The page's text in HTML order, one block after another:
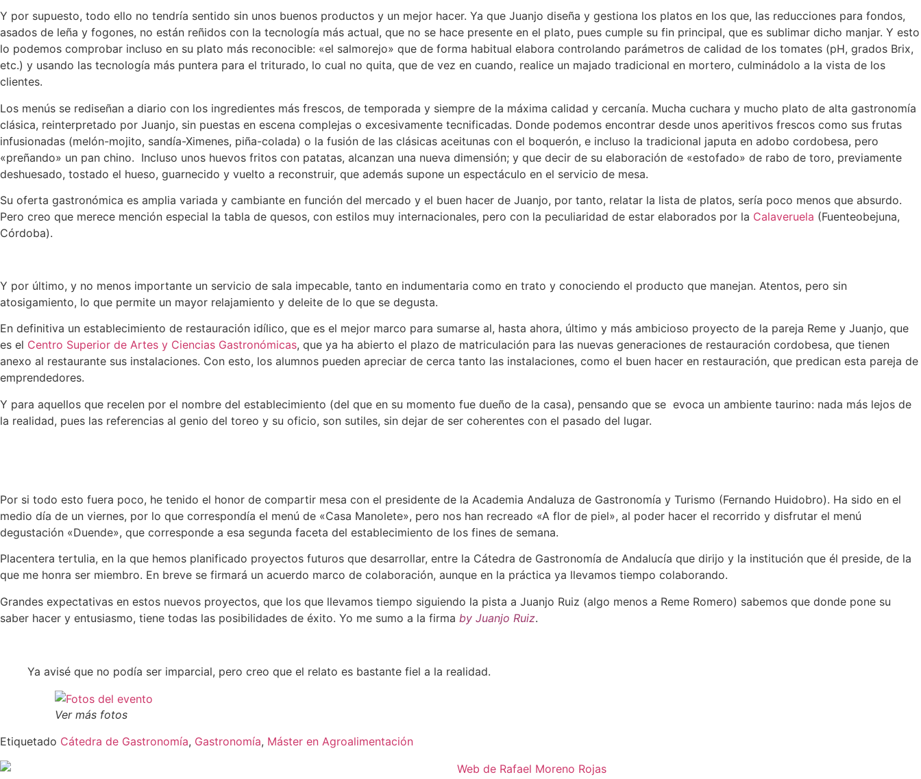
Y por supuesto, todo ello no tendría sentido sin unos buenos productos y un mejor hacer. Ya que Juanjo diseña y gestiona los platos en los que, las reducciones para fondos,
asados de leña y fogones, no están reñidos con la tecnología más actual, que no se hace presente en el plato, pues cumple su fin principal, que es sublimar dicho manjar. Y esto
lo podemos comprobar incluso en su plato más reconocible: «el salmorejo» que de forma habitual elabora controlando parámetros de calidad de los tomates (pH, grados Brix,
etc.) y usando las tecnología más puntera para el triturado, lo cual no quita, que de vez en cuando, realice un majado tradicional en mortero, culminádolo a la vista de los
clientes.
Los menús se rediseñan a diario con los ingredientes más frescos, de temporada y siempre de la máxima calidad y cercanía. Mucha cuchara y mucho plato de alta gastronomía
clásica, reinterpretado por Juanjo, sin puestas en escena complejas o excesivamente tecnificadas. Donde podemos encontrar desde unos aperitivos frescos como sus frutas
infusionadas (melón-mojito, sandía-Ximenes, piña-colada) o la fusión de las clásicas aceitunas con el boquerón, e incluso la tradicional japuta en adobo cordobesa, pero
«preñando» un pan chino. Incluso unos huevos fritos con patatas, alcanzan una nueva dimensión; y que decir de su elaboración de «estofado» de rabo de toro, previamente
deshuesado, tostado el hueso, guarnecido y vuelto a reconstruir, que además supone un espectáculo en el servicio de mesa.
Su oferta gastronómica es amplia variada y cambiante en función del mercado y el buen hacer de Juanjo, por tanto, relatar la lista de platos, sería poco menos que absurdo.
Pero creo que merece mención especial la tabla de quesos, con estilos muy internacionales, pero con la peculiaridad de estar elaborados por la Calaveruela (Fuenteobejuna,
Córdoba).
Y por último, y no menos importante un servicio de sala impecable, tanto en indumentaria como en trato y conociendo el producto que manejan. Atentos, pero sin
atosigamiento, lo que permite un mayor relajamiento y deleite de lo que se degusta.
En definitiva un establecimiento de restauración idílico, que es el mejor marco para sumarse al, hasta ahora, último y más ambicioso proyecto de la pareja Reme y Juanjo, que
es el Centro Superior de Artes y Ciencias Gastronómicas, que ya ha abierto el plazo de matriculación para las nuevas generaciones de restauración cordobesa, que tienen
anexo al restaurante sus instalaciones. Con esto, los alumnos pueden apreciar de cerca tanto las instalaciones, como el buen hacer en restauración, que predican esta pareja de
emprendedores.
Y para aquellos que recelen por el nombre del establecimiento (del que en su momento fue dueño de la casa), pensando que se evoca un ambiente taurino: nada más lejos de
la realidad, pues las referencias al genio del toreo y su oficio, son sutiles, sin dejar de ser coherentes con el pasado del lugar.
Por si todo esto fuera poco, he tenido el honor de compartir mesa con el presidente de la Academia Andaluza de Gastronomía y Turismo (Fernando Huidobro). Ha sido en el
medio día de un viernes, por lo que correspondía el menú de «Casa Manolete», pero nos han recreado «A flor de piel», al poder hacer el recorrido y disfrutar el menú
degustación «Duende», que corresponde a esa segunda faceta del establecimiento de los fines de semana.
Placentera tertulia, en la que hemos planificado proyectos futuros que desarrollar, entre la Cátedra de Gastronomía de Andalucía que dirijo y la institución que él preside, de la
que me honra ser miembro. En breve se firmará un acuerdo marco de colaboración, aunque en la práctica ya llevamos tiempo colaborando.
Grandes expectativas en estos nuevos proyectos, que los que llevamos tiempo siguiendo la pista a Juanjo Ruiz (algo menos a Reme Romero) sabemos que donde pone su
saber hacer y entusiasmo, tiene todas las posibilidades de éxito. Yo me sumo a la firma by Juanjo Ruiz.
Ya avisé que no podía ser imparcial, pero creo que el relato es bastante fiel a la realidad.
Ver más fotos
Etiquetado Cátedra de Gastronomía, Gastronomía, Máster en Agroalimentación